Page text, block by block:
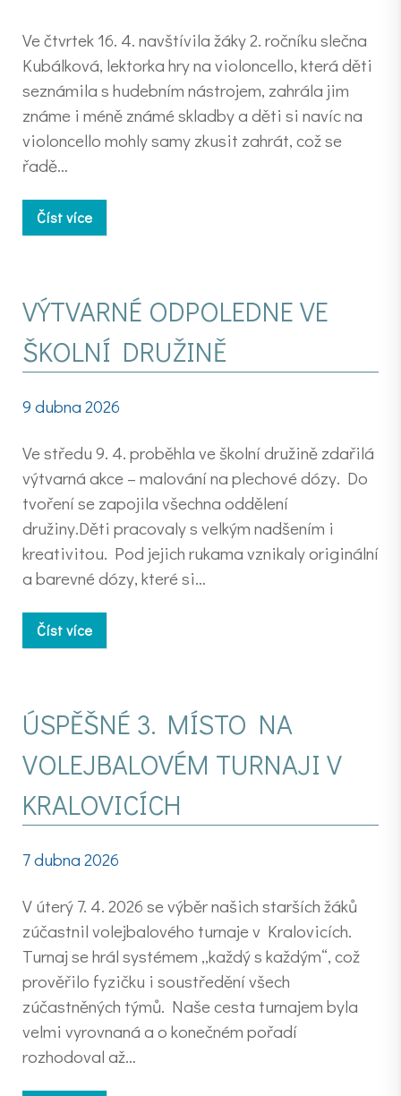
Ve čtvrtek 16. 4. navštívila žáky 2. ročníku slečna
Kubálková, lektorka hry na violoncello, která děti
seznámila s hudebním nástrojem, zahrála jim
známe i méně známé skladby a děti si navíc na
violoncello mohly samy zkusit zahrát, což se
řadě…
Číst více
VÝTVARNÉ ODPOLEDNE VE
ŠKOLNÍ DRUŽINĚ
9 dubna 2026
Ve středu 9. 4. proběhla ve školní družině zdařilá
výtvarná akce – malování na plechové dózy. Do
tvoření se zapojila všechna oddělení
družiny.Děti pracovaly s velkým nadšením i
kreativitou. Pod jejich rukama vznikaly originální
a barevné dózy, které si…
Číst více
ÚSPĚŠNÉ 3. MÍSTO NA
VOLEJBALOVÉM TURNAJI V
KRALOVICÍCH
7 dubna 2026
V úterý 7. 4. 2026 se výběr našich starších žáků
zúčastnil volejbalového turnaje v Kralovicích.
Turnaj se hrál systémem „každý s každým“, což
prověřilo fyzičku i soustředění všech
zúčastněných týmů. Naše cesta turnajem byla
velmi vyrovnaná a o konečném pořadí
rozhodoval až…